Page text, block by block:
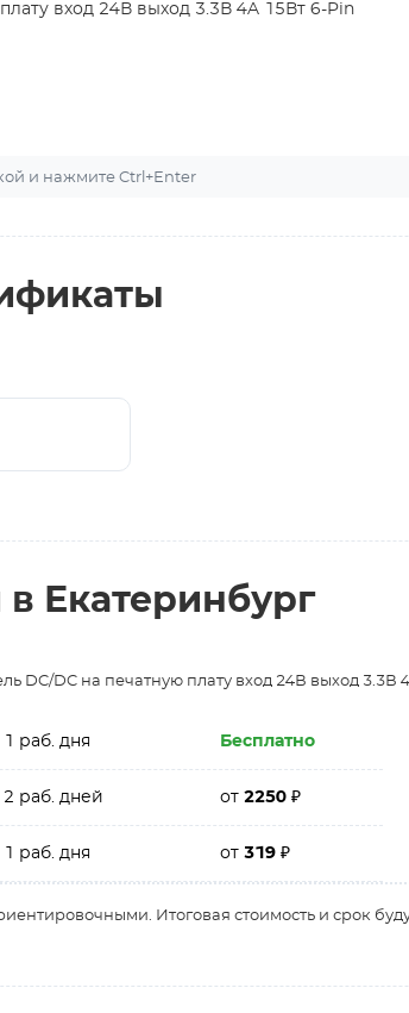
вход 24В выход 3.3В 4A 15Вт 6-Pin
и нажмите Ctrl+Enter
Екатеринбург
DC/DC на печатную плату вход 24В выход 3.3В
1 раб. дня Бесплатно
2 раб. дней от2250₽
1 раб. дня от319₽
Итоговая стоимость и срок